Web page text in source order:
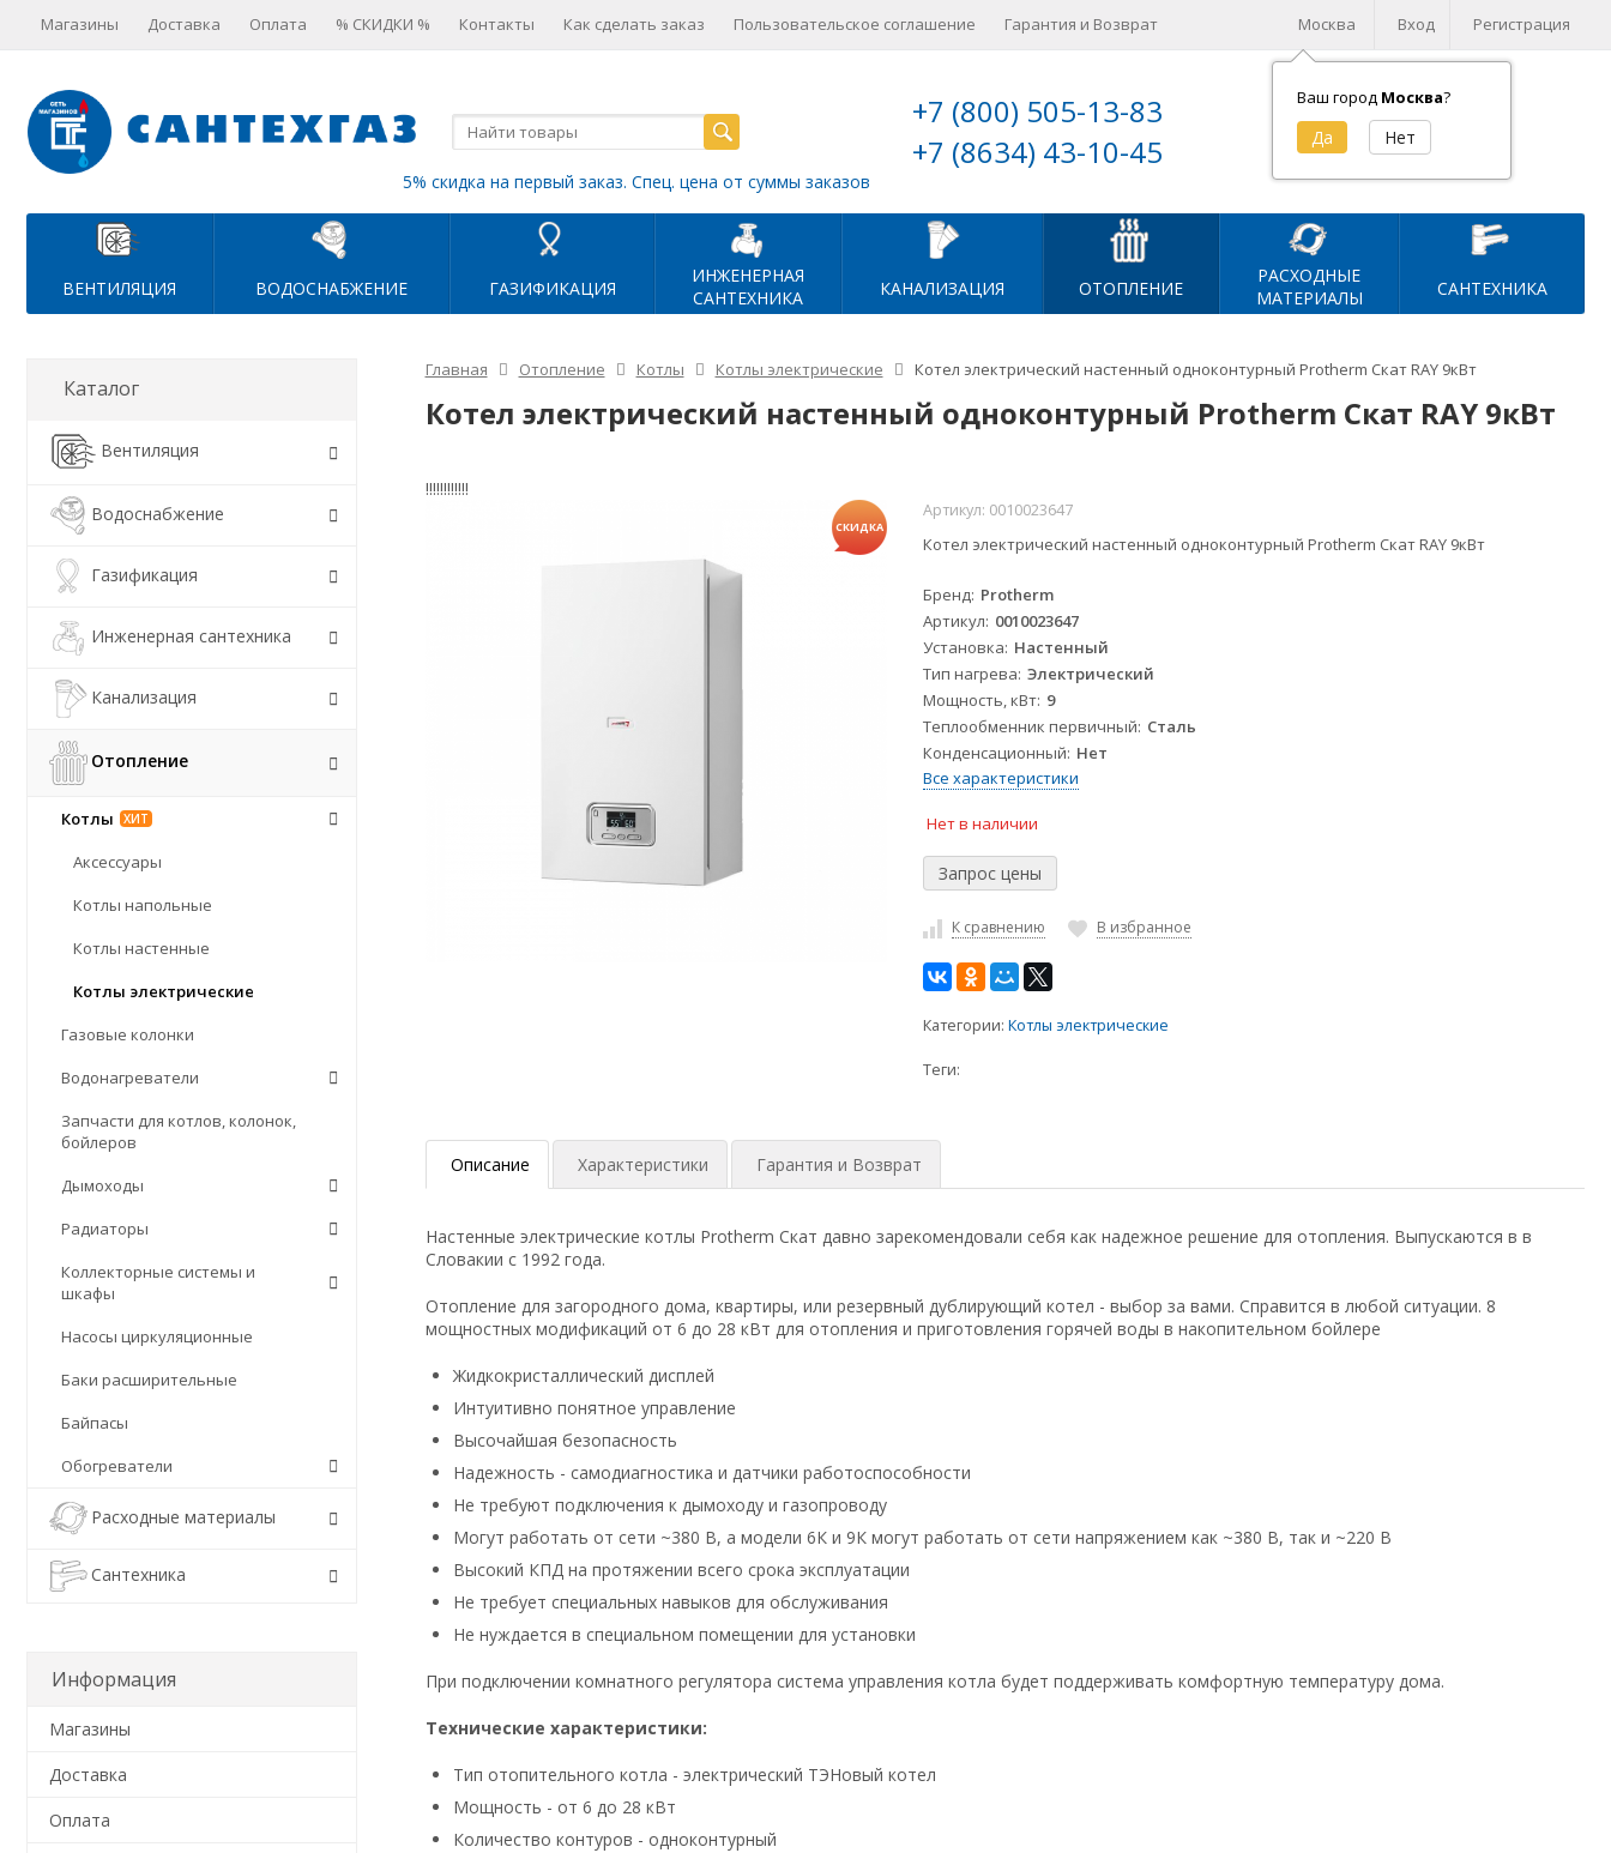
Москва
Ваш город Москва?
Вход Регистрация
Магазины Доставка Оплата % СКИДКИ % Контакты Как сделать заказ Пользовательское соглашение Гарантия и Возврат
+7 (800) 505-13-83
+7 (8634) 43-10-45
Корзина (
на сумму
5% скидка на первый заказ. Спец. цена от суммы заказов
ВЕНТИЛЯЦИЯ ВОДОСНАБЖЕНИЕ ГАЗИФИКАЦИЯ
ИНЖЕНЕРНАЯ
САНТЕХНИКА
КАНАЛИЗАЦИЯ ОТОПЛЕНИЕ
РАСХОДНЫЕ
МАТЕРИАЛЫ
САНТЕХНИКА
Главная Отопление Котлы Котлы электрические Котел электрический настенный одноконтурный Protherm Скат RAY 9кВт
Котел электрический настенный одноконтурный Protherm Скат RAY 9кВт
!!!!!!!!!!!!
СКИДКА
Артикул: 0010023647
Котел электрический настенный одноконтурный Protherm Скат RAY 9кВт
Бренд Protherm
Артикул 0010023647
Установка Настенный
Тип нагрева Электрический
Мощность, кВт 9
Теплообменник первичный Сталь
Конденсационный Нет
Все характеристики
Нет в наличии
К сравнению В избранное
Категории:Котлы электрические
Теги:
Описание Характеристики Гарантия и Возврат
Настенные электрические котлы Protherm Скат давно зарекомендовали себя как надежное решение для отопления. Выпускаются в в
Словакии с 1992 года.
Отопление для загородного дома, квартиры, или резервный дублирующий котел - выбор за вами. Справится в любой ситуации. 8
мощностных модификаций от 6 до 28 кВт для отопления и приготовления горячей воды в накопительном бойлере
Жидкокристаллический дисплей
Интуитивно понятное управление
Высочайшая безопасность
Надежность - самодиагностика и датчики работоспособности
Не требуют подключения к дымоходу и газопроводу
Могут работать от сети ~380 В, а модели 6К и 9К могут работать от сети напряжением как ~380 В, так и ~220 В
Высокий КПД на протяжении всего срока эксплуатации
Не требует специальных навыков для обслуживания
Не нуждается в специальном помещении для установки
При подключении комнатного регулятора система управления котла будет поддерживать комфортную температуру дома.
Технические характеристики:
Тип отопительного котла - электрический ТЭНовый котел
Мощность - от 6 до 28 кВт
Количество контуров - одноконтурный
Каталог
Вентиляция
Водоснабжение
Газификация
Инженерная сантехника
Канализация
Отопление
Котлы ХИТ
Аксессуары
Котлы напольные
Котлы настенные
Котлы электрические
Газовые колонки
Водонагреватели
Запчасти для котлов, колонок,
бойлеров
Дымоходы
Радиаторы
Коллекторные системы и
шкафы
Насосы циркуляционные
Баки расширительные
Байпасы
Обогреватели
Расходные материалы
Сантехника
Информация
Магазины
Доставка
Оплата